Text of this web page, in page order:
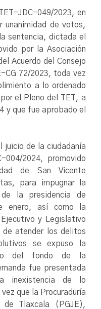
JDC-049/2023, en
unanimidad de votos,
sentencia, dictada el
por la Asociación
Acuerdo del Consejo
CG 72/2023, toda vez
a lo ordenado
el Pleno del TET, a
y que fue aprobado el
juicio de la ciudadanía
004/2024, promovido
de San Vicente
para impugnar la
la presidencia de
enero, así como la
y Legislativo
de atender los delitos
se expuso la
del fondo de la
fue presentada
inexistencia de lo
que la Procuraduría
Tlaxcala (PGJE),